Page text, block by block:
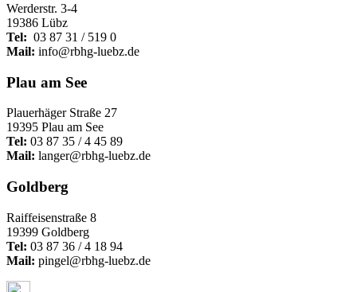
Werderstr. 3-4
19386 Lübz
Tel: 03 87 31 / 519 0
Mail: info@rbhg-luebz.de
Plau am See
Plauerhäger Straße 27
19395 Plau am See
Tel: 03 87 35 / 4 45 89
Mail: langer@rbhg-luebz.de
Goldberg
Raiffeisenstraße 8
19399 Goldberg
Tel: 03 87 36 / 4 18 94
Mail: pingel@rbhg-luebz.de